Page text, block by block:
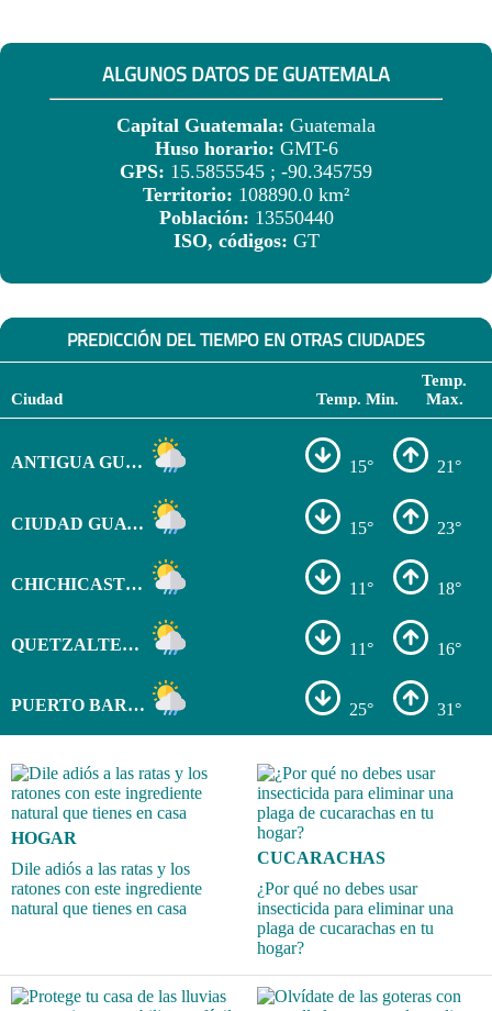
ALGUNOS DATOS DE GUATEMALA
Capital Guatemala: Guatemala
Huso horario: GMT-6
GPS: 15.5855545 ; -90.345759
Territorio: 108890.0 km²
Población: 13550440
ISO, códigos: GT
PREDICCIÓN DEL TIEMPO EN OTRAS CIUDADES
Ciudad Temp. Min.
Temp.
Max.
ANTIGUA GUATEMALA 15° 21°
CIUDAD GUATEMALA 15° 23°
CHICHICASTENANGO 11° 18°
QUETZALTENANGO 11° 16°
PUERTO BARRIOS 25° 31°
HOGAR
Dile adiós a las ratas y los
ratones con este ingrediente
natural que tienes en casa
CUCARACHAS
¿Por qué no debes usar
insecticida para eliminar una
plaga de cucarachas en tu
hogar?